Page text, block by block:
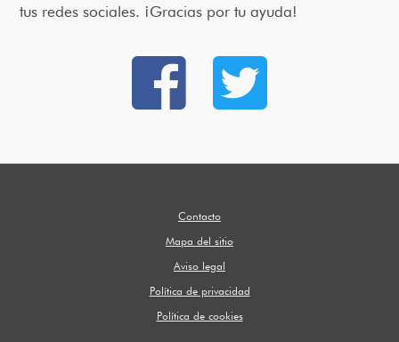
tus redes sociales. ¡Gracias por tu ayuda!
Contacto
Mapa del sitio
Aviso legal
Política de privacidad
Política de cookies